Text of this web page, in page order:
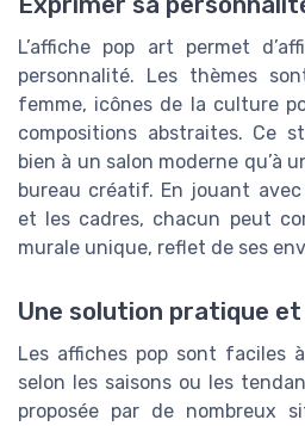
L’affiche pop art permet
personnalité. Les thèmes
femme, icônes de la culture
compositions abstraites. Ce
bien à un salon moderne qu’à
bureau créatif. En jouant
et les cadres, chacun peut
murale unique, reflet de ses
Une solution pratique
Les affiches pop sont faciles
selon les saisons ou les
proposée par de nombreux